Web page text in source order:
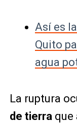
Así es
Quito
agua
La ruptura
de tierra que